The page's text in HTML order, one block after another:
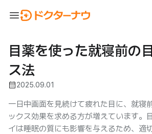
menu
目薬を使った就寝前の
ス法
calendar_month2025.09.01
一日中画面を見続けて疲れた目に、就寝
ックス効果を求める方が増えています。
イは睡眠の質にも影響を与えるため、適